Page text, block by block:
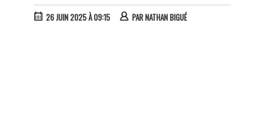
26 JUIN 2025 À 09:15 PARNATHAN BIGUÉ